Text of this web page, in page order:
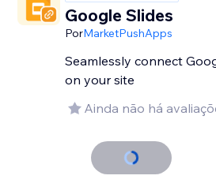
Google Slides
PorMarketPushApps
Seamlessly connect
on your site
Ainda não há